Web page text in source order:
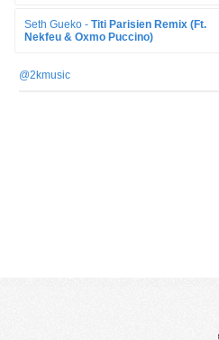
Seth Gueko - Titi Parisien Remix (Ft.
Nekfeu & Oxmo Puccino)
@2kmusic